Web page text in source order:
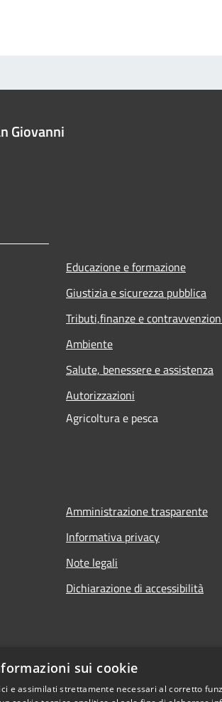
Giovanni
Educazione e formazione
Giustizia e sicurezza pubblica
Tributi,finanze e
Ambiente
Salute, benessere e assistenza
Autorizzazioni
Agricoltura e pesca
Amministrazione trasparente
Informativa privacy
Note legali
Dichiarazione di accessibilità
sui cookie
e assimilati strettamente necessari al corretto